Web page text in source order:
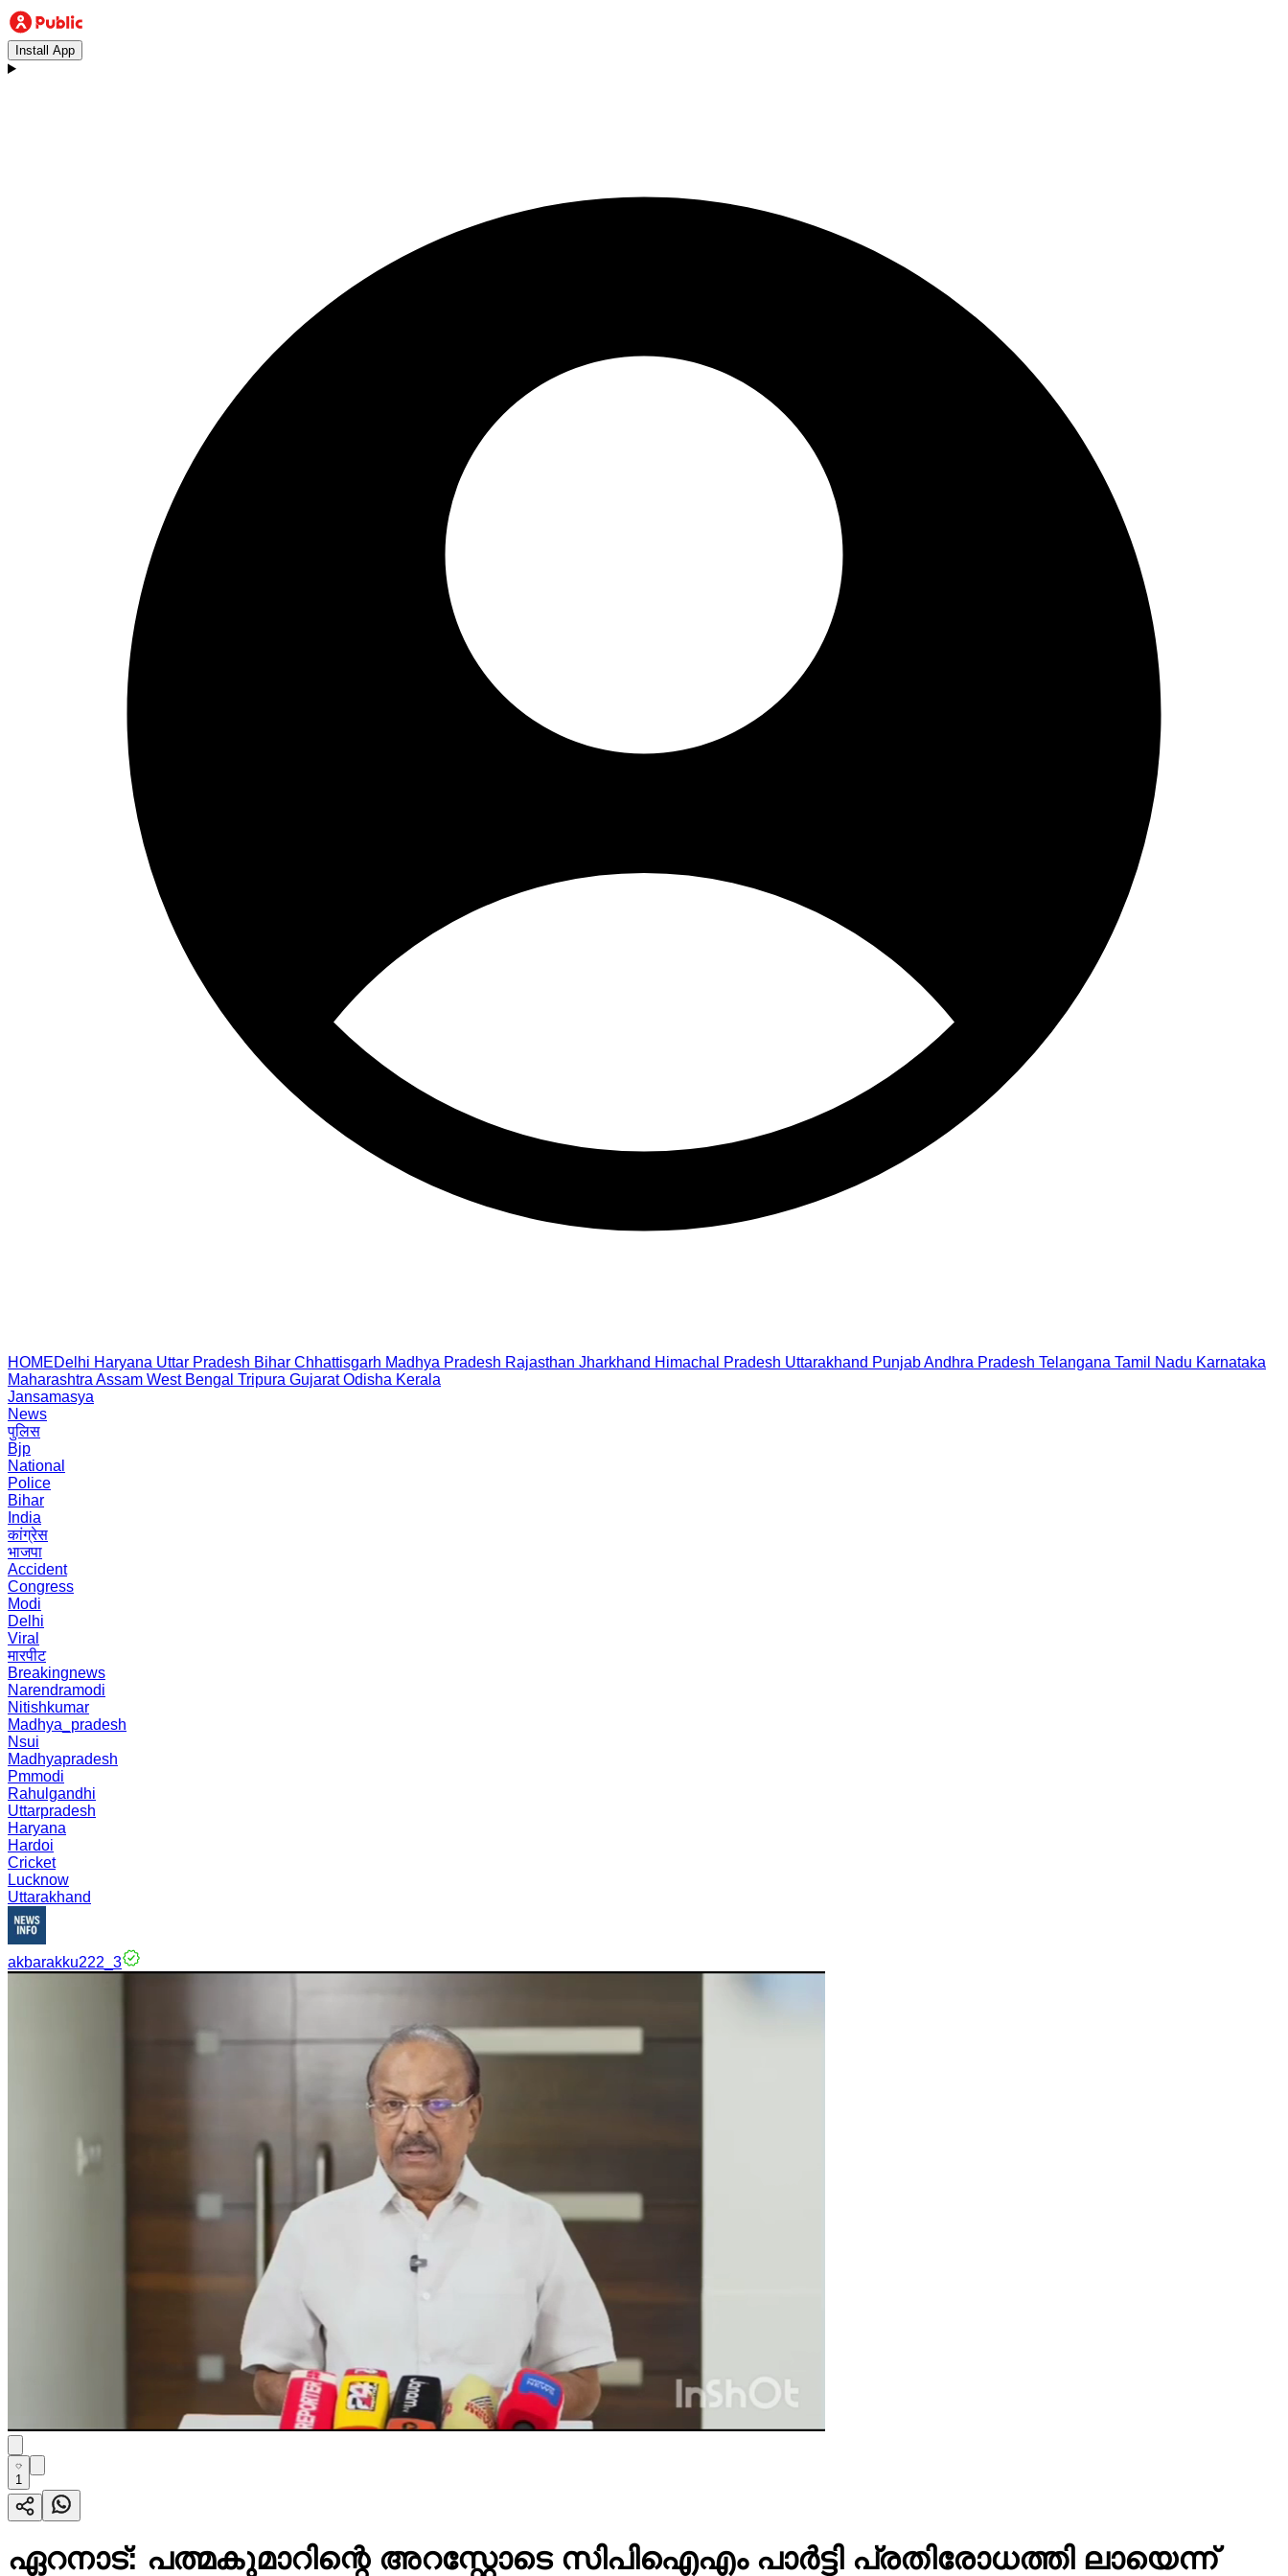
Install App
HOMEDelhi Haryana Uttar Pradesh Bihar Chhattisgarh Madhya Pradesh Rajasthan Jharkhand Himachal Pradesh Uttarakhand PunjabAndhra Pradesh Telangana Tamil Nadu Karnataka
Maharashtra Assam West Bengal Tripura Gujarat Odisha Kerala
Jansamasya
News
पुलिस
Bjp
National
Police
Bihar
India
कांग्रेस
भाजपा
Accident
Congress
Modi
Delhi
Viral
मारपीट
Breakingnews
Narendramodi
Nitishkumar
Madhya_pradesh
Nsui
Madhyapradesh
Pmmodi
Rahulgandhi
Uttarpradesh
Haryana
Hardoi
Cricket
Lucknow
Uttarakhand
akbarakku222_3
1
ഏറനാട്: പത്മകുമാറിന്റെ അറസ്റ്റോടെ സിപിഐഎം പാർട്ടി പ്രതിരോധത്തി ലായെന്ന്